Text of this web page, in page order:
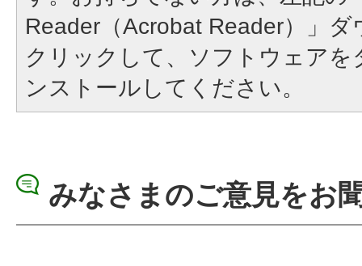
Reader（Acrobat Reader）」
クリックして、ソフトウェア
ンストールしてください。
みなさまのご意見をお